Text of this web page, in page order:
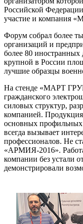
Российской
участие и компания
Форум собрал более
организаций и
более 80 иностранных
крупной в России
лучшие образцы
На стенде «МАРТ
гражданского
силовых структур,
компанией.
основных профильных
всегда вызывает
профессионалов. Не
«АРМИЯ-2016».
компании без устали
демонстрировали